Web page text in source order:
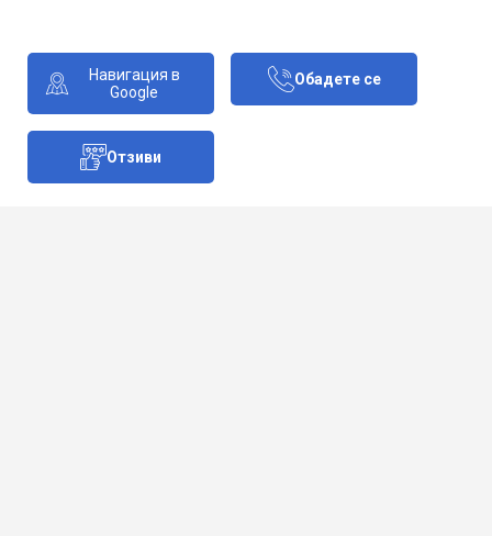
Навигация в
Google
Обадете се
Отзиви